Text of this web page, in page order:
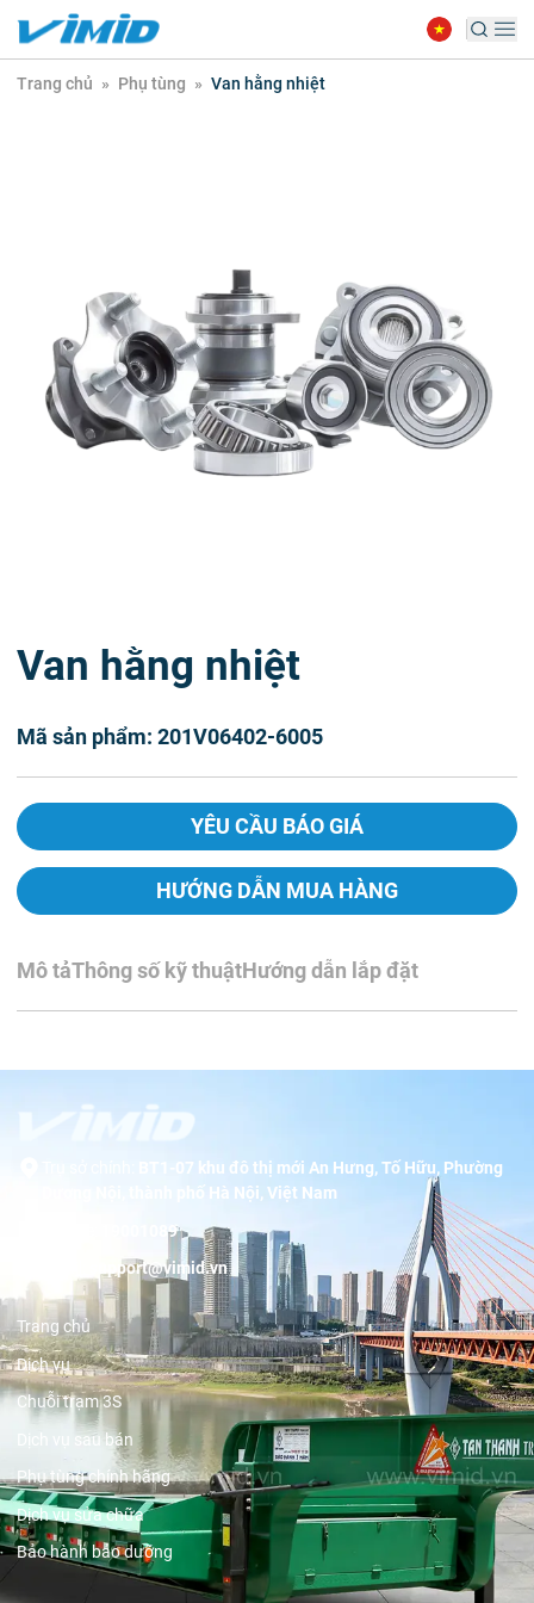
Trang chủ » Phụ tùng » Van hằng nhiệt
Van hằng nhiệt
Mã sản phẩm: 201V06402-6005
YÊU CẦU BÁO GIÁ
HƯỚNG DẪN MUA HÀNG
Mô tảThông số kỹ thuậtHướng dẫn lắp đặt
BT1-07 khu đô thị mới An Hưng, Tố Hữu, Phường
Dương Nội, thành phố Hà Nội, Việt Nam
19001089
support@vimid.vn
Trang chủ
Dịch vụ
Chuỗi trạm 3S
Dịch vụ sau bán
Phụ tùng chính hãng
Dịch vụ sửa chữa
Bảo hành bảo dưỡng